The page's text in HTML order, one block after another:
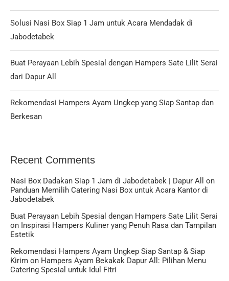
Solusi Nasi Box Siap 1 Jam untuk Acara Mendadak di
Jabodetabek
Buat Perayaan Lebih Spesial dengan Hampers Sate Lilit Serai
dari Dapur All
Rekomendasi Hampers Ayam Ungkep yang Siap Santap dan
Berkesan
Recent Comments
Nasi Box Dadakan Siap 1 Jam di Jabodetabek | Dapur All
on
Panduan Memilih Catering Nasi Box untuk Acara Kantor di
Jabodetabek
Buat Perayaan Lebih Spesial dengan Hampers Sate Lilit Serai
on Inspirasi Hampers Kuliner yang Penuh Rasa dan Tampilan
Estetik
Rekomendasi Hampers Ayam Ungkep Siap Santap & Siap
Kirim on Hampers Ayam Bekakak Dapur All: Pilihan Menu
Catering Spesial untuk Idul Fitri